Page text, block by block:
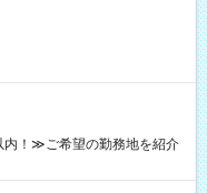
！≫ご希望の勤務地を紹介